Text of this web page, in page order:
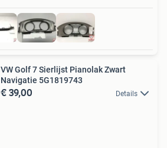
VW Golf 7 Sierlijst Pianolak Zwart
Navigatie 5G1819743
€ 39,00 Details